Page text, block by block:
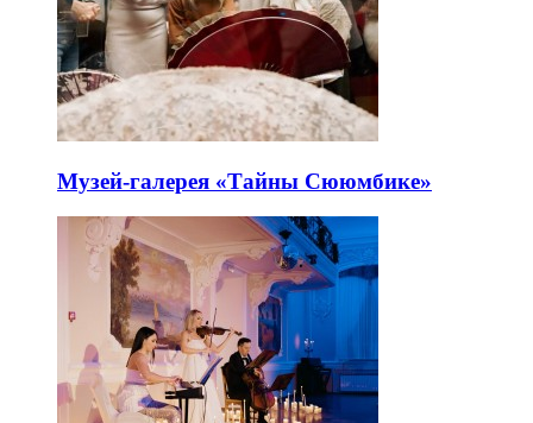
Музей-галерея «Тайны Сююмбике»